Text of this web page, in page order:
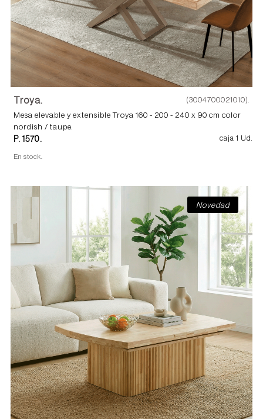
Troya. (3004700021010).
Mesa elevable y extensible Troya 160 - 200 - 240 x 90 cm color
nordish / taupe.
P. 1570. caja 1 Ud.
En stock.
Novedad